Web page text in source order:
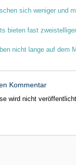
sich weniger und
bieten fast
nicht lange auf dem
Kommentar
wird nicht veröffentlicht.